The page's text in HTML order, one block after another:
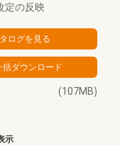
定の反映
(107MB)
示